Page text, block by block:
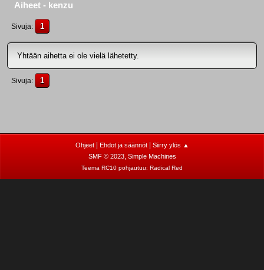
Aiheet - kenzu
Sivuja 1
Yhtään aihetta ei ole vielä lähetetty.
Sivuja 1
Ohjeet| Ehdot ja säännöt|
Siirry ylös ▲
SMF © 2023, Simple Machines
Teema RC10 pohjautuu: Radical Red